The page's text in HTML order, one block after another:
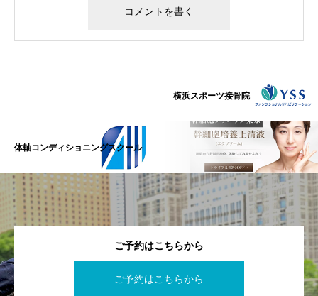
横浜スポーツ接骨院
体軸コンディショニングスクール
ご予約はこちらから
ご予約はこちらから